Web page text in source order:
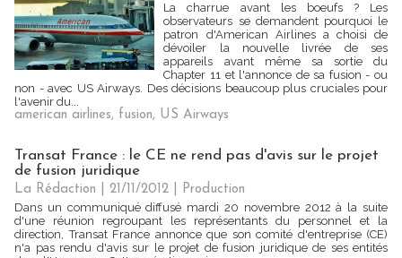
La charrue avant les boeufs ? Les
observateurs se demandent pourquoi le
patron d'American Airlines a choisi de
dévoiler la nouvelle livrée de ses
appareils avant même sa sortie du
Chapter 11 et l'annonce de sa fusion - ou
non - avec US Airways. Des décisions beaucoup plus cruciales pour
l'avenir du...
american airlines, fusion, US Airways
Transat France : le CE ne rend pas d'avis sur le projet
de fusion juridique
La Rédaction | 21/11/2012
Production
Dans un communiqué diffusé mardi 20 novembre 2012 à la suite
d'une réunion regroupant les représentants du personnel et la
direction, Transat France annonce que son comité d'entreprise (CE)
n'a pas rendu d'avis sur le projet de fusion juridique de ses entités